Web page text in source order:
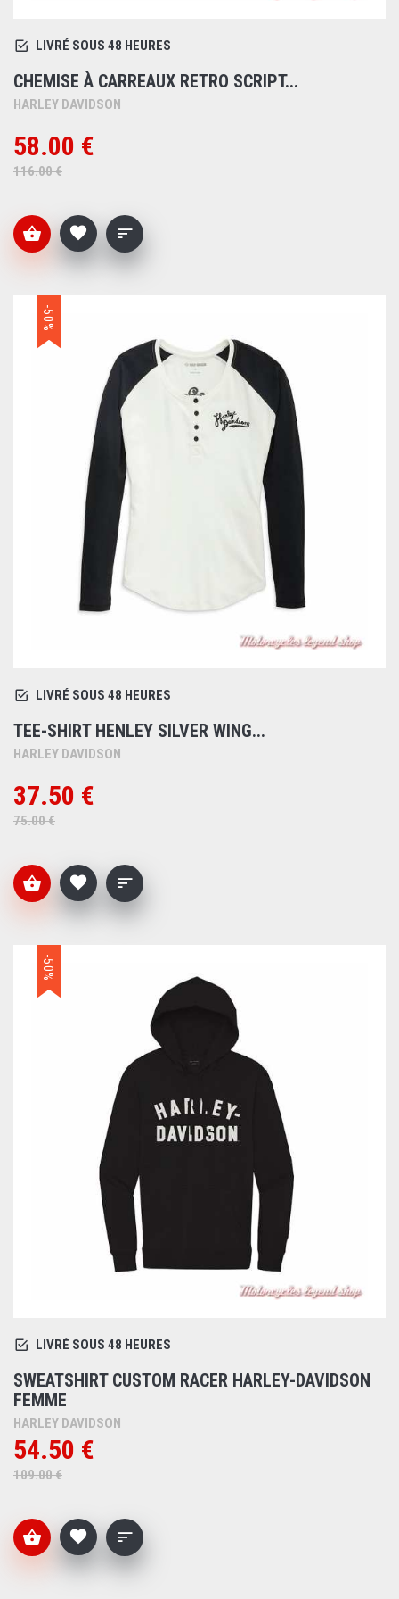
LIVRÉ SOUS 48 HEURES
CHEMISE À CARREAUX RETRO SCRIPT...
HARLEY DAVIDSON
58.00 €
116.00 €
-50%
LIVRÉ SOUS 48 HEURES
TEE-SHIRT HENLEY SILVER WING...
HARLEY DAVIDSON
37.50 €
75.00 €
-50%
LIVRÉ SOUS 48 HEURES
SWEATSHIRT CUSTOM RACER HARLEY-DAVIDSON
FEMME
HARLEY DAVIDSON
54.50 €
109.00 €